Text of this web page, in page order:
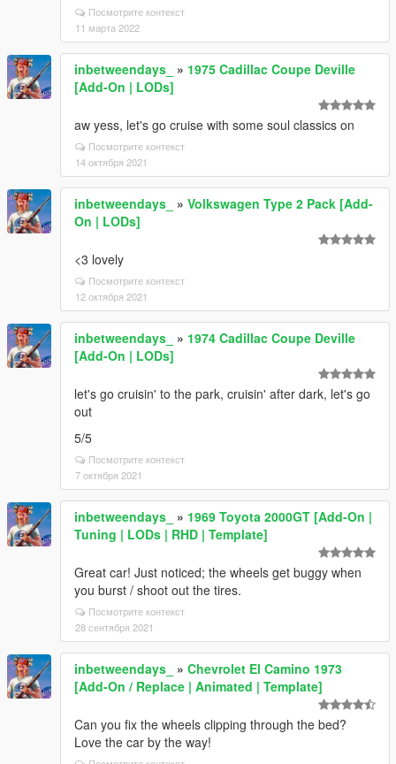
Посмотрите контекст
11 марта 2022
inbetweendays_ » 1975 Cadillac Coupe Deville
[Add-On | LODs]
aw yess, let's go cruise with some soul classics on
Посмотрите контекст
14 октября 2021
inbetweendays_ » Volkswagen Type 2 Pack [Add-
On | LODs]
<3 lovely
Посмотрите контекст
12 октября 2021
inbetweendays_ » 1974 Cadillac Coupe Deville
[Add-On | LODs]
let's go cruisin' to the park, cruisin' after dark, let's go
out
5/5
Посмотрите контекст
7 октября 2021
inbetweendays_ » 1969 Toyota 2000GT [Add-On |
Tuning | LODs | RHD | Template]
Great car! Just noticed; the wheels get buggy when
you burst / shoot out the tires.
Посмотрите контекст
28 сентября 2021
inbetweendays_ » Chevrolet El Camino 1973
[Add-On / Replace | Animated | Template]
Can you fix the wheels clipping through the bed?
Love the car by the way!